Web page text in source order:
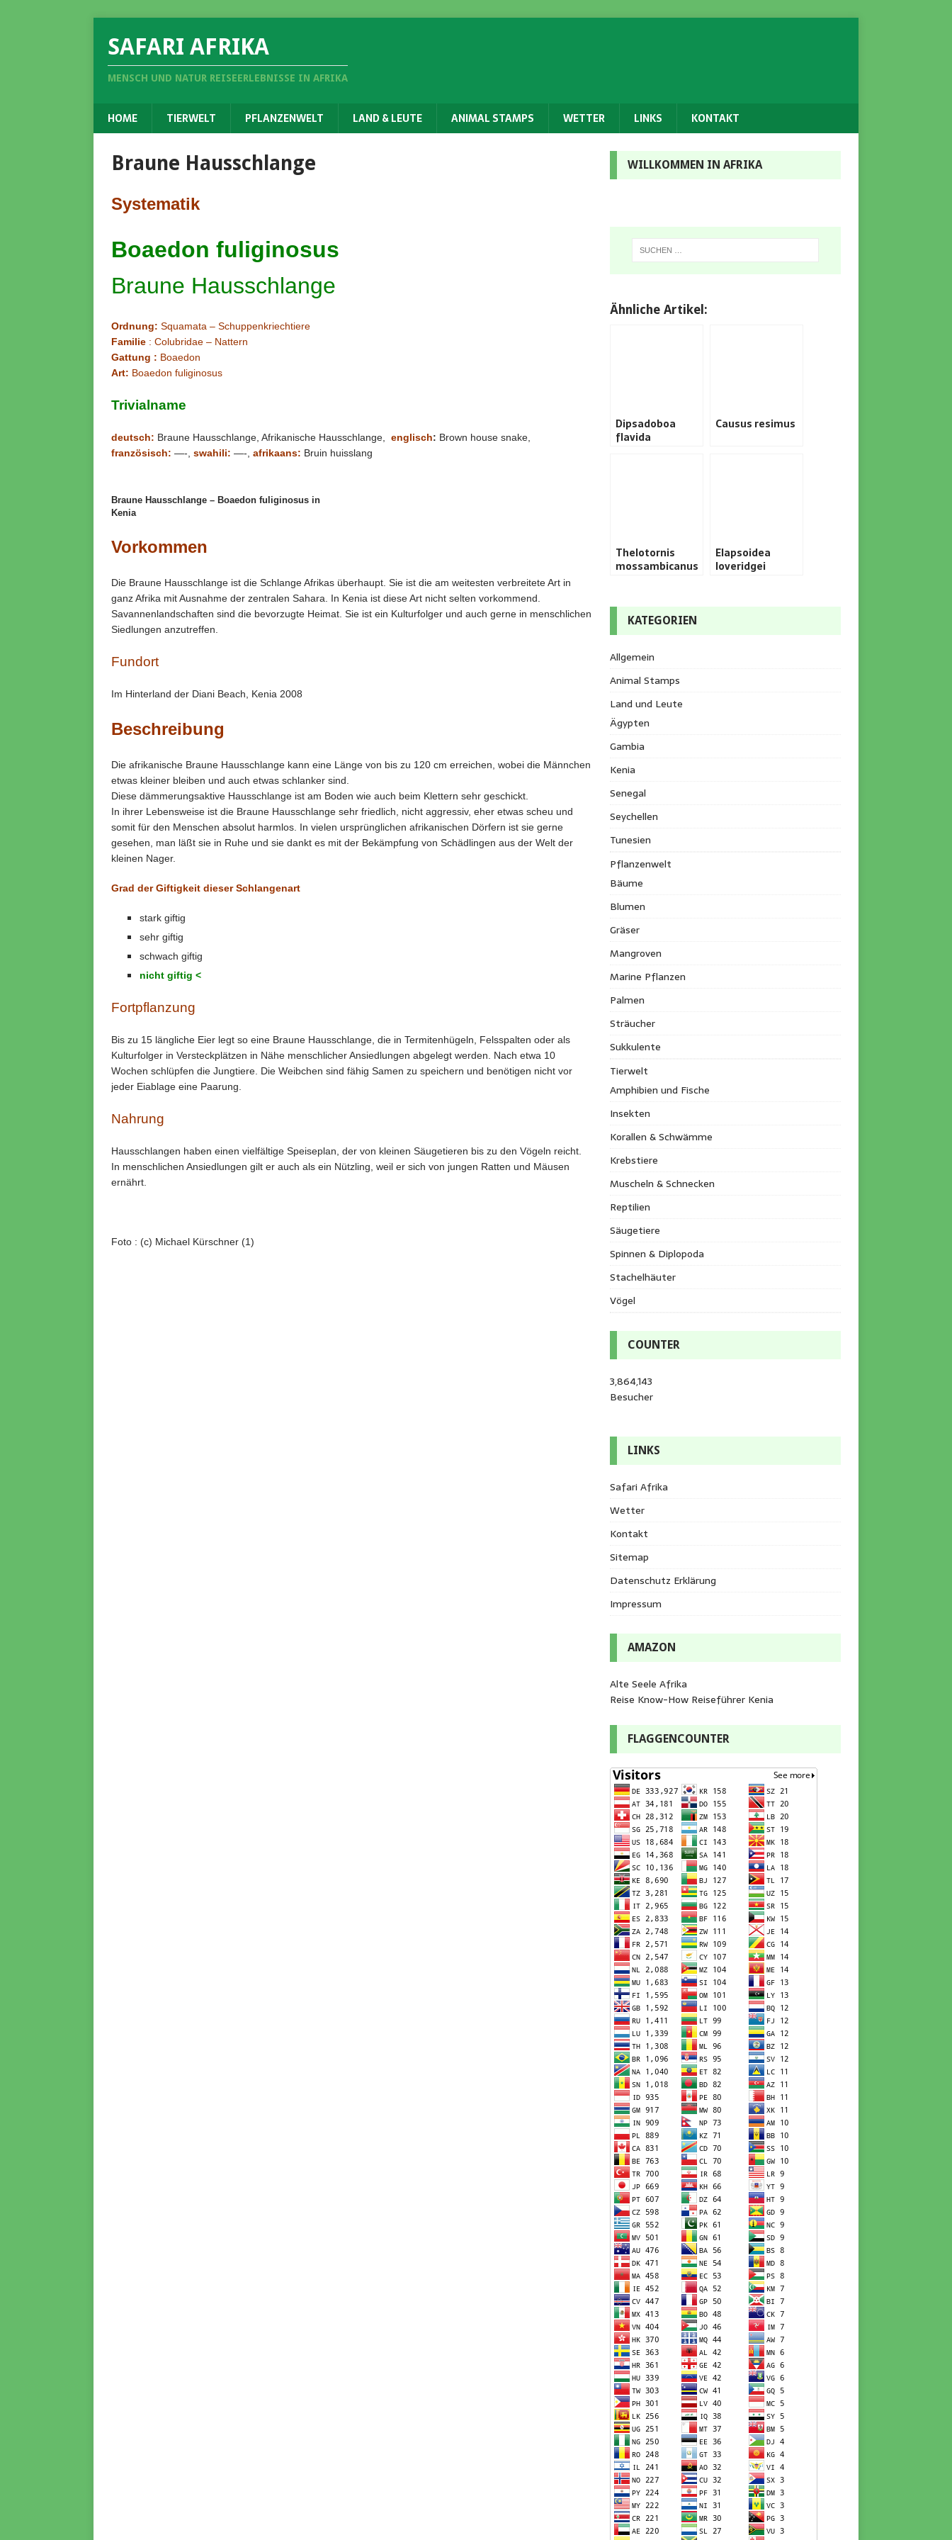
SAFARI AFRIKA
MENSCH UND NATUR REISEERLEBNISSE IN AFRIKA
HOME TIERWELT PFLANZENWELT LAND & LEUTE ANIMAL STAMPS WETTER LINKS KONTAKT
Braune Hausschlange
Systematik
Boaedon fuliginosus
Braune Hausschlange
Ordnung: Squamata – Schuppenkriechtiere
Familie : Colubridae – Nattern
Gattung : Boaedon
Art: Boaedon fuliginosus
Trivialname
deutsch: Braune Hausschlange, Afrikanische Hausschlange, englisch: Brown house snake,
französisch: —-, swahili: —-, afrikaans: Bruin huisslang
Braune Hausschlange – Boaedon fuliginosus in
Kenia
Vorkommen
Die Braune Hausschlange ist die Schlange Afrikas überhaupt. Sie ist die am weitesten verbreitete Art in
ganz Afrika mit Ausnahme der zentralen Sahara. In Kenia ist diese Art nicht selten vorkommend.
Savannenlandschaften sind die bevorzugte Heimat. Sie ist ein Kulturfolger und auch gerne in menschlichen
Siedlungen anzutreffen.
Fundort
Im Hinterland der Diani Beach, Kenia 2008
Beschreibung
Die afrikanische Braune Hausschlange kann eine Länge von bis zu 120 cm erreichen, wobei die Männchen
etwas kleiner bleiben und auch etwas schlanker sind.
Diese dämmerungsaktive Hausschlange ist am Boden wie auch beim Klettern sehr geschickt.
In ihrer Lebensweise ist die Braune Hausschlange sehr friedlich, nicht aggressiv, eher etwas scheu und
somit für den Menschen absolut harmlos. In vielen ursprünglichen afrikanischen Dörfern ist sie gerne
gesehen, man läßt sie in Ruhe und sie dankt es mit der Bekämpfung von Schädlingen aus der Welt der
kleinen Nager.
Grad der Giftigkeit dieser Schlangenart
stark giftig
sehr giftig
schwach giftig
nicht giftig <
Fortpflanzung
Bis zu 15 längliche Eier legt so eine Braune Hausschlange, die in Termitenhügeln, Felsspalten oder als
Kulturfolger in Versteckplätzen in Nähe menschlicher Ansiedlungen abgelegt werden. Nach etwa 10
Wochen schlüpfen die Jungtiere. Die Weibchen sind fähig Samen zu speichern und benötigen nicht vor
jeder Eiablage eine Paarung.
Nahrung
Hausschlangen haben einen vielfältige Speiseplan, der von kleinen Säugetieren bis zu den Vögeln reicht.
In menschlichen Ansiedlungen gilt er auch als ein Nützling, weil er sich von jungen Ratten und Mäusen
ernährt.
Foto : (c) Michael Kürschner (1)
WILLKOMMEN IN AFRIKA
Ähnliche Artikel:
Dipsadoboa
flavida
Causus resimus
Thelotornis
mossambicanus
Elapsoidea
loveridgei
KATEGORIEN
Allgemein
Animal Stamps
Land und Leute
Ägypten
Gambia
Kenia
Senegal
Seychellen
Tunesien
Pflanzenwelt
Bäume
Blumen
Gräser
Mangroven
Marine Pflanzen
Palmen
Sträucher
Sukkulente
Tierwelt
Amphibien und Fische
Insekten
Korallen & Schwämme
Krebstiere
Muscheln & Schnecken
Reptilien
Säugetiere
Spinnen & Diplopoda
Stachelhäuter
Vögel
COUNTER
3,864,143
Besucher
LINKS
Safari Afrika
Wetter
Kontakt
Sitemap
Datenschutz Erklärung
Impressum
AMAZON
Alte Seele Afrika
Reise Know-How Reiseführer Kenia
FLAGGENCOUNTER